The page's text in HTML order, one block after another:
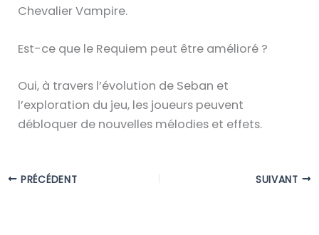
Chevalier Vampire.
Est-ce que le Requiem peut être amélioré ?
Oui, à travers l’évolution de Seban et
l’exploration du jeu, les joueurs peuvent
débloquer de nouvelles mélodies et effets.
PRÉCÉDENT SUIVANT